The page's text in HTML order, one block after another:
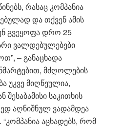
რასაც კომპანია
და თქვენ ამის
გვეყოფა დრო 25
ვალდებულებები
– განაცხადა
მძღოლების
უკვე მიღწეულია,
საკითხის
აღნიშნულ ვადამდეა
აცხადებს, რომ